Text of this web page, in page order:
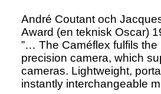
André Coutant och
Award (en teknisk Oscar)
”… The Caméflex fulfils
precision camera, which
cameras. Lightweight,
instantly interchangeable